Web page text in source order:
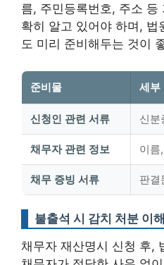
름, 주민등록번호, 주소 등
확히 알고 있어야 하며, 법
도 미리 준비해두는 것이
준비물 세부
신청인 관련 서류 신분
채무자 관련 정보 이름
채무 증빙 서류 판결
불출석 시 감치 처분 이
채무자 재산명시 신청 후,